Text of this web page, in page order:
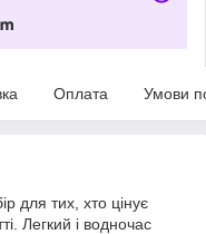
Оплата Умови
для тих, хто цінує
Легкий і водночас